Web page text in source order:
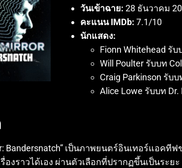
วันเข้าฉาย: 28 ธันวาคม
คะแนน IMDb: 7.1/10
นักแสดง:
Fionn Whitehead รั
Will Poulter รับบท
Craig Parkinson รับ
Alice Lowe รับบท Dr.
Bandersnatch” เป็นภาพยนตร์อินเทอร์แอคที
รื่องราวได้เอง ผ่านตัวเลือกที่ปรากฏขึ้นเป็นระย